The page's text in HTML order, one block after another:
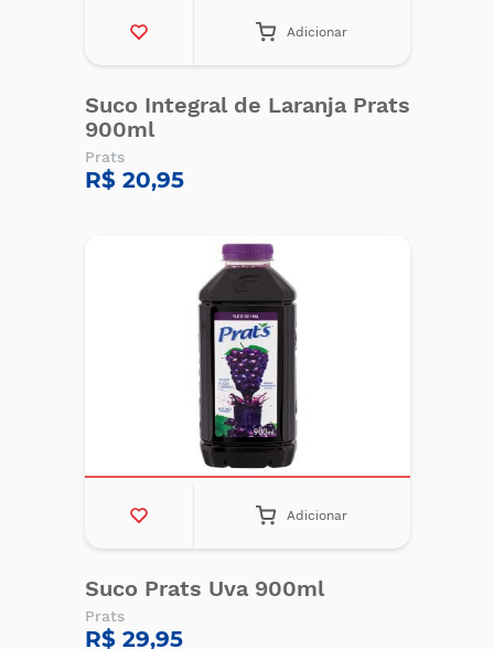
Adicionar
Suco Integral de Laranja Prats
900ml
Prats
R$ 20,95
Adicionar
Suco Prats Uva 900ml
Prats
R$ 29,95